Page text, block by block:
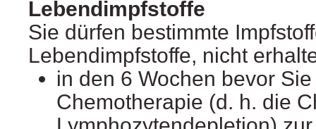
Lebendimpfstoffe
Sie dürfen bestimmte
Lebendimpfstoffe, nicht
in den 6 Wochen bevor
Chemotherapie (d. h. die